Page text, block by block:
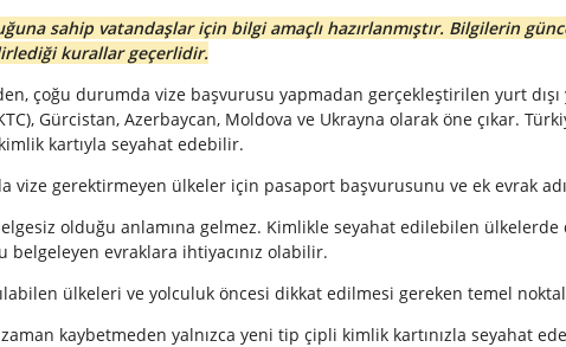
sahip vatandaşlar için bilgi amaçlı hazırlanmıştır. Bilgilerin
kurallar geçerlidir.
çoğu durumda vize başvurusu yapmadan gerçekleştirilen yurt
Gürcistan, Azerbaycan, Moldova ve Ukrayna olarak öne çıkar.
kartıyla seyahat edebilir.
gerektirmeyen ülkeler için pasaport başvurusunu ve ek evrak
olduğu anlamına gelmez. Kimlikle seyahat edilebilen
belgeleyen evraklara ihtiyacınız olabilir.
ülkeleri ve yolculuk öncesi dikkat edilmesi gereken temel
kaybetmeden yalnızca yeni tip çipli kimlik kartınızla seyahat